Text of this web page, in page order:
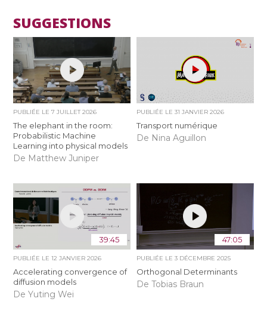
SUGGESTIONS
PUBLIÉE LE7 JUILLET 2026
The elephant in the room:
Probabilistic Machine
Learning into physical models
De Matthew Juniper
PUBLIÉE LE 31 JANVIER 2026
Transport numérique
De Nina Aguillon
39:45
PUBLIÉE LE12 JANVIER 2026
Accelerating convergence of
diffusion models
De Yuting Wei
47:05
PUBLIÉE LE 3 DÉCEMBRE 2025
Orthogonal Determinants
De Tobias Braun